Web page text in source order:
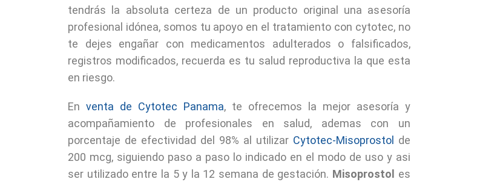
tendrás la absoluta certeza de un producto original una asesoría
profesional idónea, somos tu apoyo en el tratamiento con cytotec, no
te dejes engañar con medicamentos adulterados o falsificados,
registros modificados, recuerda es tu salud reproductiva la que esta
en riesgo.
En venta de Cytotec Panama, te ofrecemos la mejor asesoría y
acompañamiento de profesionales en salud, ademas con un
porcentaje de efectividad del 98% al utilizar Cytotec-Misoprostol de
200 mcg, siguiendo paso a paso lo indicado en el modo de uso y asi
ser utilizado entre la 5 y la 12 semana de gestación. Misoprostol
es